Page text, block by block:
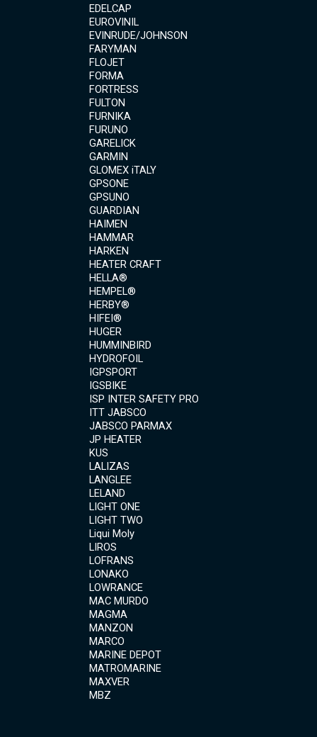
EDELCAP
EUROVINIL
EVINRUDE/JOHNSON
FARYMAN
FLOJET
FORMA
FORTRESS
FULTON
FURNIKA
FURUNO
GARELICK
GARMIN
GLOMEX iTALY
GPSONE
GPSUNO
GUARDIAN
HAIMEN
HAMMAR
HARKEN
HEATER CRAFT
HELLA®
HEMPEL®
HERBY®
HIFEI®
HUGER
HUMMINBIRD
HYDROFOIL
IGPSPORT
IGSBIKE
ISP INTER SAFETY PRO
ITT JABSCO
JABSCO PARMAX
JP HEATER
KUS
LALIZAS
LANGLEE
LELAND
LIGHT ONE
LIGHT TWO
Liqui Moly
LIROS
LOFRANS
LONAKO
LOWRANCE
MAC MURDO
MAGMA
MANZON
MARCO
MARINE DEPOT
MATROMARINE
MAXVER
MBZ